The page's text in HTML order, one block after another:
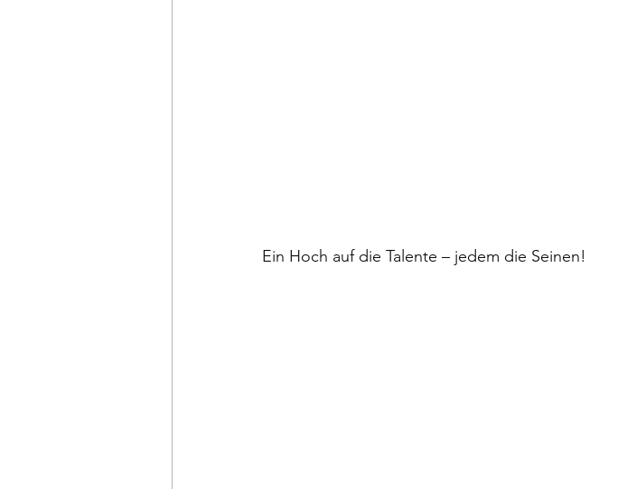
Ein Hoch auf die Talente – jedem die Seinen!